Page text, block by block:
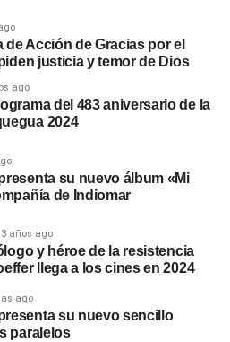
de Acción de Gracias por el
justicia y temor de Dios
ago
del 483 aniversario de la
2024
su nuevo álbum «Mi
de Indiomar
3 años ago
y héroe de la resistencia
llega a los cines en 2024
ago
su nuevo sencillo
paralelos